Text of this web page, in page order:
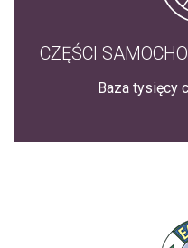
CZĘŚCI
Baza tysięcy